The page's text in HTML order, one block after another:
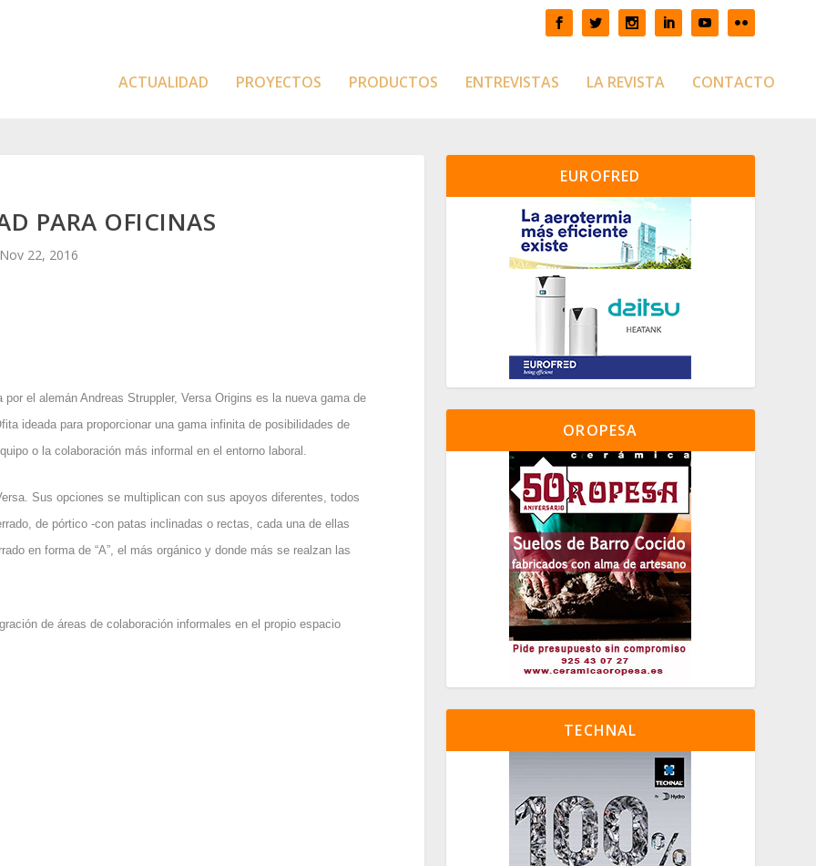
ACTUALIDAD PROYECTOS PRODUCTOS ENTREVISTAS LA REVISTA CONTACTO
PARA OFICINAS
Nov 22, 2016
por el alemán Andreas Struppler, Versa Origins es la nueva gama de
ideada para proporcionar una gama infinita de posibilidades de
o la colaboración más informal en el entorno laboral.
Sus opciones se multiplican con sus apoyos diferentes, todos
de pórtico -con patas inclinadas o rectas, cada una de ellas
en forma de “A”, el más orgánico y donde más se realzan las
de áreas de colaboración informales en el propio espacio
EUROFRED
OROPESA
TECHNAL